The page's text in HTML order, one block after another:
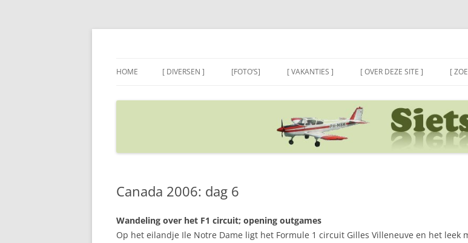
Ga
HOME [ DIVERSEN ] [FOTO’S] [ VAKANTIES ] [ OVER DEZE SITE ] [
Canada 2006: dag 6
Wandeling over het F1 circuit; opening outgames
Op het eilandje Ile Notre Dame ligt het Formule 1 circuit Gilles Villeneuve en het